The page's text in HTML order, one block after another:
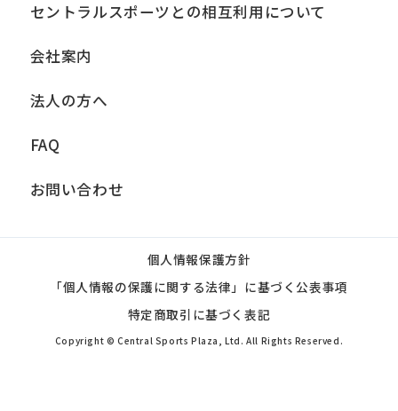
セントラルスポーツとの相互利用について
会社案内
法人の方へ
FAQ
お問い合わせ
個人情報保護方針
「個人情報の保護に関する法律」に基づく公表事項
特定商取引に基づく表記
Copyright © Central Sports Plaza, Ltd. All Rights Reserved.